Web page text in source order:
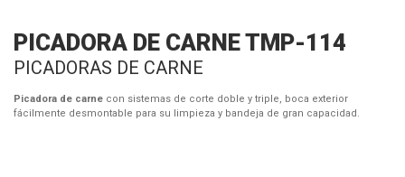
PICADORA DE CARNE TMP-114
PICADORAS DE CARNE
Picadora de carne con sistemas de corte doble y triple, boca exterior
fácilmente desmontable para su limpieza y bandeja de gran capacidad.